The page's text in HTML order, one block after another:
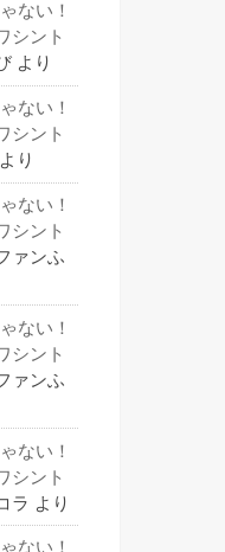
ない！
シント
より
ない！
シント
より
ない！
シント
ァンふ
ない！
シント
ァンふ
ない！
シント
ラ より
ない！